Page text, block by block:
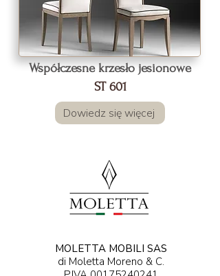
Współczesne krzesło jesionowe
ST 601
Dowiedz się więcej
MOLETTA MOBILI SAS
di Moletta Moreno & C.